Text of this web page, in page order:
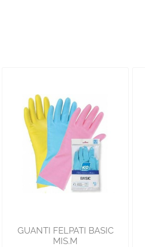
GUANTI FELPATI BASIC
MIS.M